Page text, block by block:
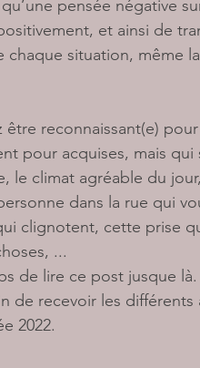
pensée négative
et ainsi de
situation, même
être reconnaissant(e)
pour acquises, mais
le climat agréable du
dans la rue qui
clignotent, cette prise
...
de lire ce post jusque là.
de recevoir les différents
2022.